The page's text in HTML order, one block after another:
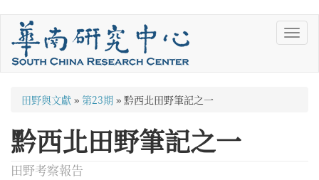
您
在
這
裡
田野與文獻 » 第23期 » 黔西北田野筆記之一
黔西北田野筆記之一
田野考察報告